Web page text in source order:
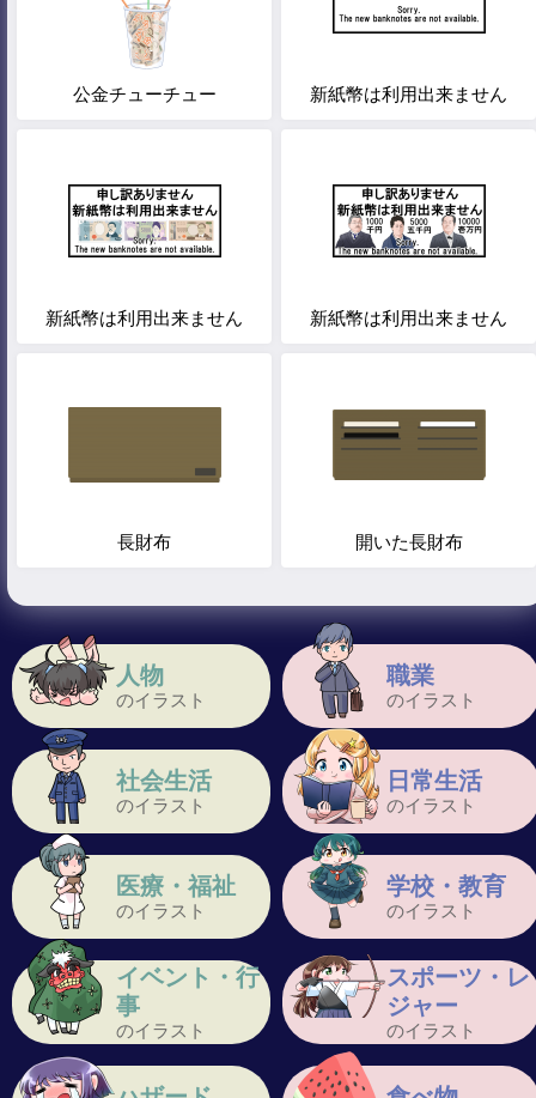
人物
のイラスト
職業
のイラスト
社会生活
のイラスト
日常生活
のイラスト
医療・福祉
のイラスト
学校・教育
のイラスト
イベント・行
事
のイラスト
スポーツ・レ
ジャー
のイラスト
公金チューチュー 新紙幣は利用出来ません
新紙幣は利用出来ません 新紙幣は利用出来ません
長財布 開いた長財布